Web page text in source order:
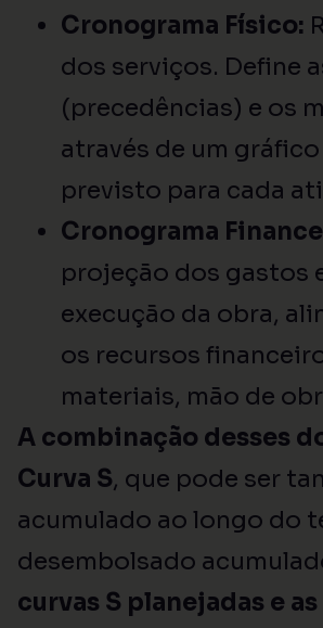
Cronograma Físico:
dos serviços. Define
(precedências) e os
através de um
previsto para cada
Cronograma
projeção dos gastos
execução da obra,
os recursos
materiais, mão de
A combinação desses
Curva S, que pode ser
acumulado ao longo do
desembolsado
curvas S planejadas e